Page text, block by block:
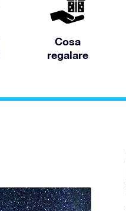
Cosa
regalare